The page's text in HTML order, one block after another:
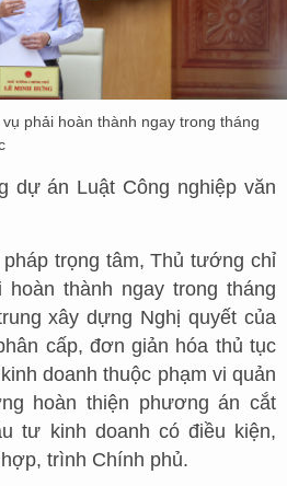
phải hoàn thành ngay trong tháng
dự án Luật Công nghiệp văn
trọng tâm, Thủ tướng chỉ
thành ngay trong tháng
xây dựng Nghị quyết của
cấp, đơn giản hóa thủ tục
doanh thuộc phạm vi quản
hoàn thiện phương án cắt
tư kinh doanh có điều kiện,
trình Chính phủ.